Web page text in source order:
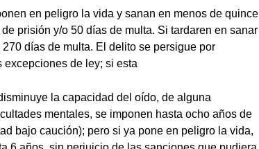
en peligro la vida y sanan en menos de quince
prisión y/o 50 días de multa. Si tardaren en sanar
días de multa. El delito se persigue por
de ley; si esta
la capacidad del oído, de alguna
mentales, se imponen hasta ocho años de
bajo caución); pero si ya pone en peligro la vida,